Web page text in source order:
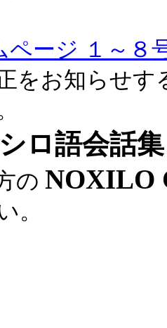
ページ １～８
をお知らせ
ロ語会話集
の NOXILO
。